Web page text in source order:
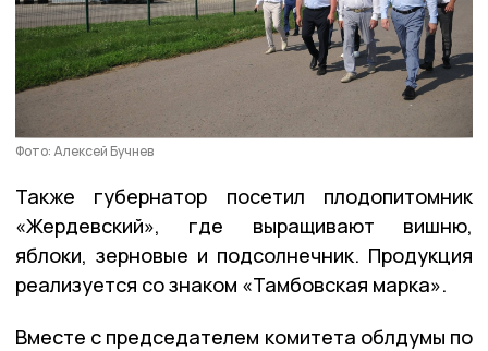
Фото: Алексей Бучнев
Также губернатор посетил плодопитомник
«Жердевский», где выращивают вишню,
яблоки, зерновые и подсолнечник. Продукция
реализуется со знаком «Тамбовская марка».
Вместе с председателем комитета облдумы по